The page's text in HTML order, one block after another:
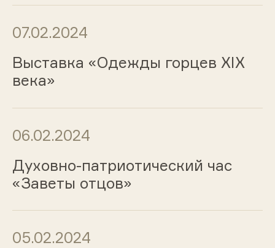
07.02.2024
Выставка «Одежды горцев ХIХ
века»
06.02.2024
Духовно-патриотический час
«Заветы отцов»
05.02.2024